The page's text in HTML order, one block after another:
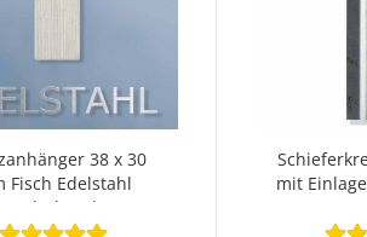
38 x 30
Fisch Edelstahl
Lederband
mit